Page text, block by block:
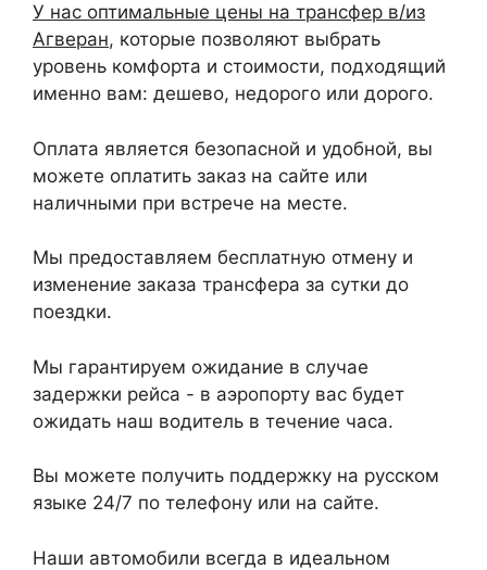
У нас оптимальные цены на трансфер в/из
Агверан, которые позволяют выбрать
уровень комфорта и стоимости, подходящий
именно вам: дешево, недорого или дорого.
Оплата является безопасной и удобной, вы
можете оплатить заказ на сайте или
наличными при встрече на месте.
Мы предоставляем бесплатную отмену и
изменение заказа трансфера за сутки до
поездки.
Мы гарантируем ожидание в случае
задержки рейса - в аэропорту вас будет
ожидать наш водитель в течение часа.
Вы можете получить поддержку на русском
языке 24/7 по телефону или на сайте.
Наши автомобили всегда в идеальном